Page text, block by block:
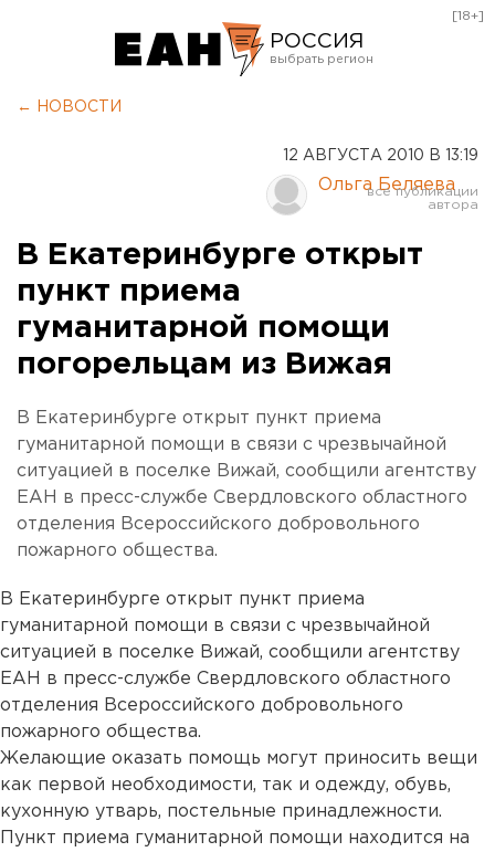
РОССИЯ
Курган
Оренбург
[18+]
← НОВОСТИ
12 АВГУСТА 2010 В 13:19
Ольга Беляева
В Екатеринбурге открыт
пункт приема
гуманитарной помощи
погорельцам из Вижая
В Екатеринбурге открыт пункт приема
гуманитарной помощи в связи с чрезвычайной
ситуацией в поселке Вижай, сообщили агентству
ЕАН в пресс-службе Свердловского областного
отделения Всероссийского добровольного
пожарного общества.
В Екатеринбурге открыт пункт приема
гуманитарной помощи в связи с чрезвычайной
ситуацией в поселке Вижай, сообщили агентству
ЕАН в пресс-службе Свердловского областного
отделения Всероссийского добровольного
пожарного общества.
Желающие оказать помощь могут приносить вещи
как первой необходимости, так и одежду, обувь,
кухонную утварь, постельные принадлежности.
Пункт приема гуманитарной помощи находится на